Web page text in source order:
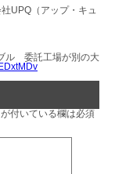
UPQ（アップ・キュ
ル 委託工場が別の大
が付いている欄は必須